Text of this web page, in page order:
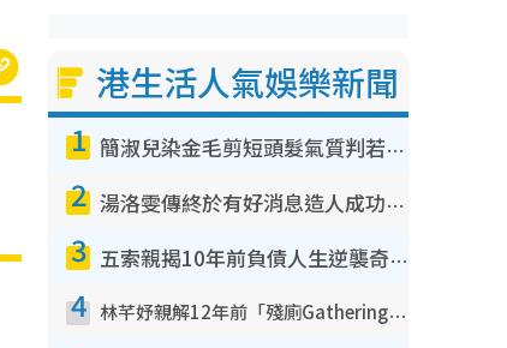
港生活人氣娛樂新聞
1 簡淑兒染金毛剪短頭髮氣質判若兩人！嚇壞老公麥大力都認唔出：「你做咩事？」
2 湯洛雯傳終於有好消息造人成功！兩大細節曝孕味極濃惹猜測：大肚婆先會咁！
3 五索親揭10年前負債人生逆襲奇蹟！全靠去一地方轉運後即遇上馬先生
4 林芊妤親解12年前「殘廁Gathering」真相！高層解約一句話重創尊嚴至今拒返TVB